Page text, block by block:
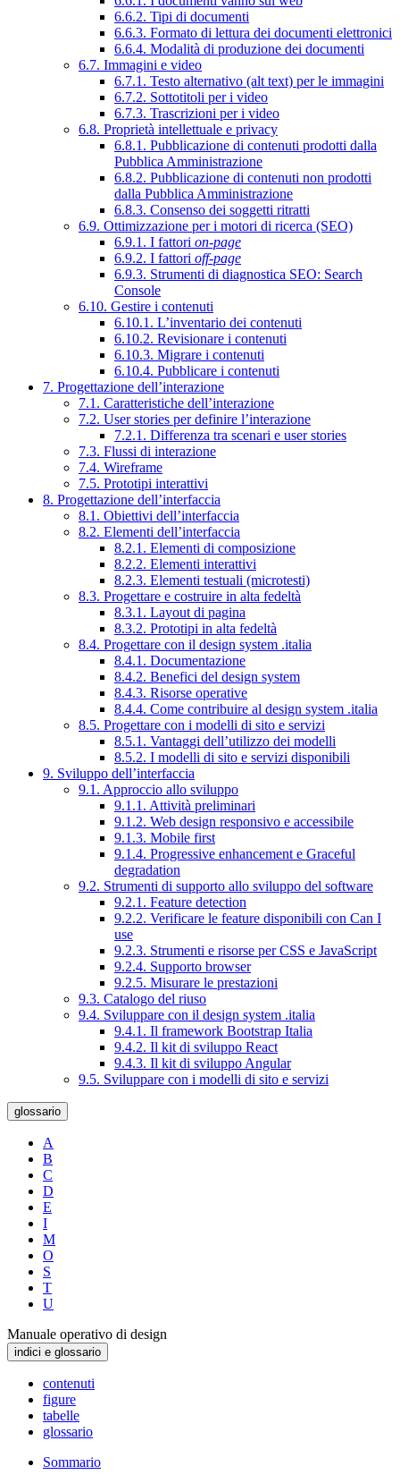
6.6.2. Tipi di documenti
6.6.3. Formato di lettura dei documenti elettronici
6.6.4. Modalità di produzione dei documenti
6.7. Immagini e video
6.7.1. Testo alternativo (alt text) per le immagini
6.7.2. Sottotitoli per i video
6.7.3. Trascrizioni per i video
6.8. Proprietà intellettuale e privacy
6.8.1. Pubblicazione di contenuti prodotti dalla
Pubblica Amministrazione
6.8.2. Pubblicazione di contenuti non prodotti
dalla Pubblica Amministrazione
6.8.3. Consenso dei soggetti ritratti
6.9. Ottimizzazione per i motori di ricerca (SEO)
6.9.1. I fattori on-page
6.9.2. I fattori off-page
6.9.3. Strumenti di diagnostica SEO: Search
Console
6.10. Gestire i contenuti
6.10.1. L’inventario dei contenuti
6.10.2. Revisionare i contenuti
6.10.3. Migrare i contenuti
6.10.4. Pubblicare i contenuti
7. Progettazione dell’interazione
7.1. Caratteristiche dell’interazione
7.2. User stories per definire l’interazione
7.2.1. Differenza tra scenari e user stories
7.3. Flussi di interazione
7.4. Wireframe
7.5. Prototipi interattivi
8. Progettazione dell’interfaccia
8.1. Obiettivi dell’interfaccia
8.2. Elementi dell’interfaccia
8.2.1. Elementi di composizione
8.2.2. Elementi interattivi
8.2.3. Elementi testuali (microtesti)
8.3. Progettare e costruire in alta fedeltà
8.3.1. Layout di pagina
8.3.2. Prototipi in alta fedeltà
8.4. Progettare con il design system .italia
8.4.1. Documentazione
8.4.2. Benefici del design system
8.4.3. Risorse operative
8.4.4. Come contribuire al design system .italia
8.5. Progettare con i modelli di sito e servizi
8.5.1. Vantaggi dell’utilizzo dei modelli
8.5.2. I modelli di sito e servizi disponibili
9. Sviluppo dell’interfaccia
9.1. Approccio allo sviluppo
9.1.1. Attività preliminari
9.1.2. Web design responsivo e accessibile
9.1.3. Mobile first
9.1.4. Progressive enhancement e Graceful
degradation
9.2. Strumenti di supporto allo sviluppo del software
9.2.1. Feature detection
9.2.2. Verificare le feature disponibili con Can I
use
9.2.3. Strumenti e risorse per CSS e JavaScript
9.2.4. Supporto browser
9.2.5. Misurare le prestazioni
9.3. Catalogo del riuso
9.4. Sviluppare con il design system .italia
9.4.1. Il framework Bootstrap Italia
9.4.2. Il kit di sviluppo React
9.4.3. Il kit di sviluppo Angular
9.5. Sviluppare con i modelli di sito e servizi
glossario
A
B
C
D
E
I
M
O
S
T
U
Manuale operativo di design
indici e glossario
contenuti
figure
tabelle
glossario
Sommario